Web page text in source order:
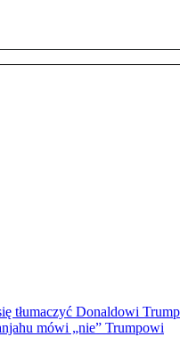
tłumaczyć Donaldowi
mówi „nie” Trumpowi